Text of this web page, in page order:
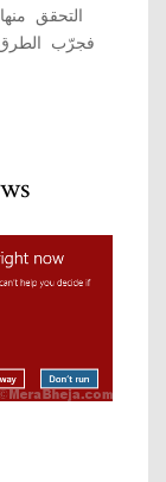
التحقق